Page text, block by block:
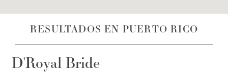
RESULTADOS EN PUERTO RICO
D'Royal Bride